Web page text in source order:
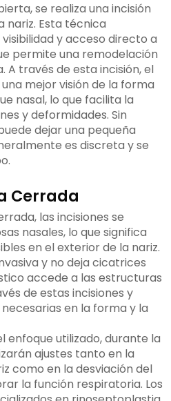
se realiza una incisión
nariz. Esta técnica
y acceso directo a
permite una remodelación
A través de esta incisión, el
mejor visión de la forma
nasal, lo que facilita la
y deformidades. Sin
dejar una pequeña
es discreta y se
Cerrada
las incisiones se
nasales, lo que significa
en el exterior de la nariz.
y no deja cicatrices
accede a las estructuras
de estas incisiones y
en la forma y la
enfoque utilizado, durante la
ajustes tanto en la
como en la desviación del
la función respiratoria. Los